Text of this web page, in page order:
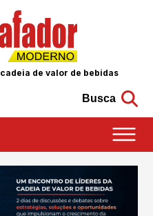
cadeia de valor de bebidas
Busca